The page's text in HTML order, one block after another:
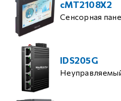
cMT2108X2
Сенсорная
IDS205G